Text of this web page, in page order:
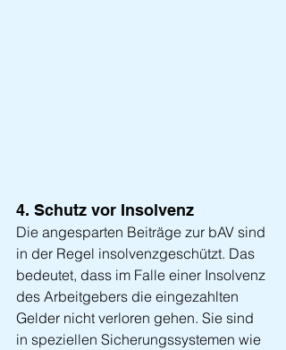
4. Schutz vor Insolvenz
Die angesparten Beiträge zur bAV sind
in der Regel insolvenzgeschützt. Das
bedeutet, dass im Falle einer Insolvenz
des Arbeitgebers die eingezahlten
Gelder nicht verloren gehen. Sie sind
in speziellen Sicherungssystemen wie